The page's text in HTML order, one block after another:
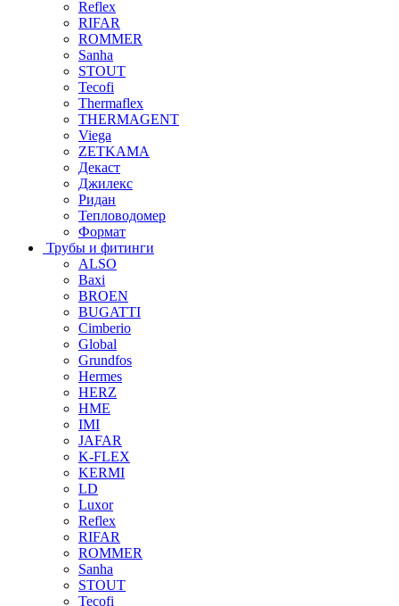
Reflex
RIFAR
ROMMER
Sanha
STOUT
Tecofi
Thermaflex
THERMAGENT
Viega
ZETKAMA
Декаст
Джилекс
Ридан
Тепловодомер
Формат
Трубы и фитинги
ALSO
Baxi
BROEN
BUGATTI
Cimberio
Global
Grundfos
Hermes
HERZ
HME
IMI
JAFAR
K-FLEX
KERMI
LD
Luxor
Reflex
RIFAR
ROMMER
Sanha
STOUT
Tecofi